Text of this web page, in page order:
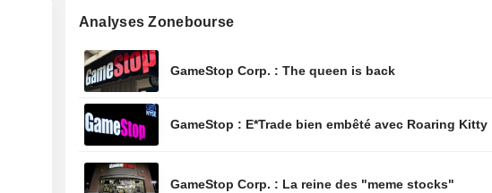
Analyses Zonebourse
GameStop Corp. : The queen is back
GameStop : E*Trade bien embêté avec Roaring Kitty
GameStop Corp. : La reine des "meme stocks"